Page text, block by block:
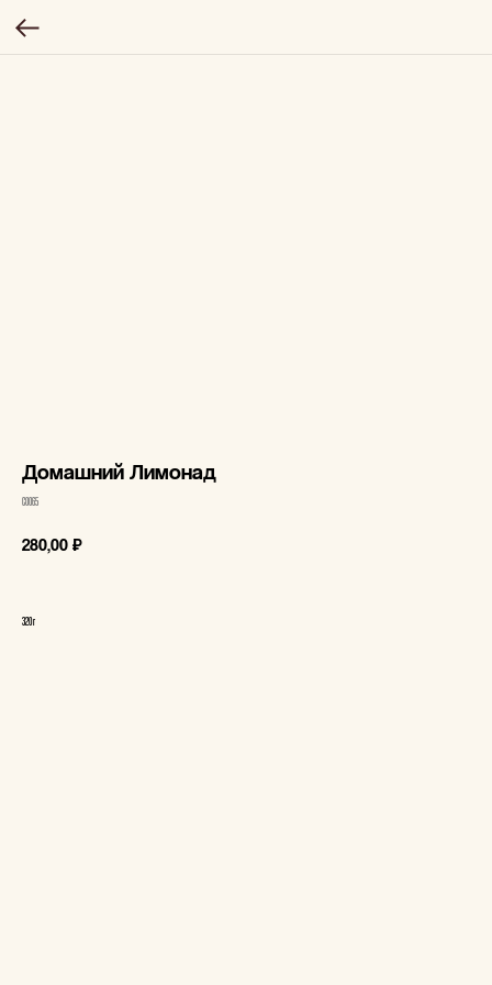
Домашний Лимонад
С0065
280,00 ₽
320 г